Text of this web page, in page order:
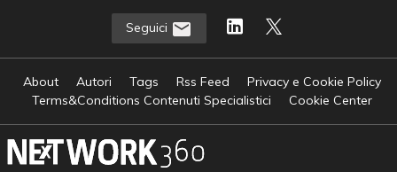
Seguici
About Autori Tags Rss Feed
Privacy e Cookie Policy
Terms&Conditions Contenuti Specialistici
Cookie Center